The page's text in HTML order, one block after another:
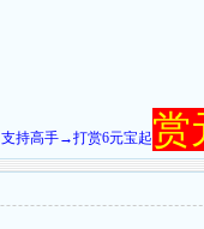
支持高手→打赏6元宝起赏